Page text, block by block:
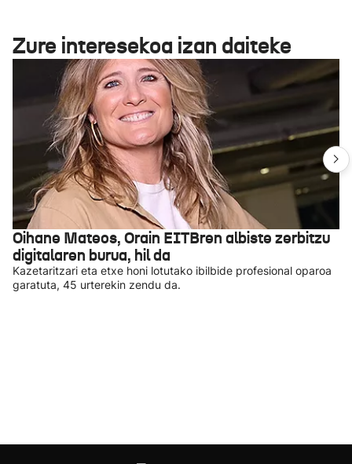
Zure interesekoa izan daiteke
Oihane Mateos, Orain EITBren albiste zerbitzu
digitalaren burua, hil da
Kazetaritzari eta etxe honi lotutako ibilbide profesional oparoa
garatuta, 45 urterekin zendu da.